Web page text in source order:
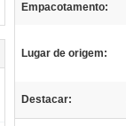
Empacotamento:
Lugar de origem:
Destacar: